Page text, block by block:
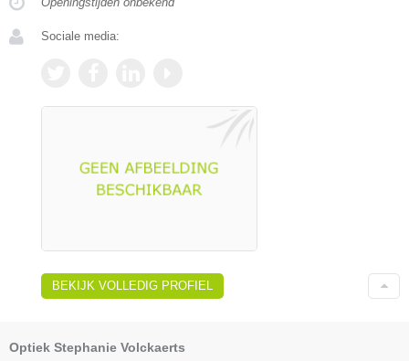
Sociale media:
BEKIJK VOLLEDIG PROFIEL
Optiek Stephanie Volckaerts